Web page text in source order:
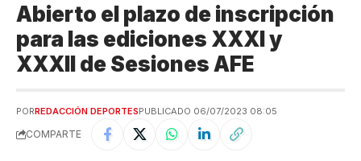
Abierto el plazo de inscripción
para las ediciones XXXI y
XXXII de Sesiones AFE
PORREDACCIÓN DEPORTESPUBLICADO 06/07/2023 08:05
COMPARTE